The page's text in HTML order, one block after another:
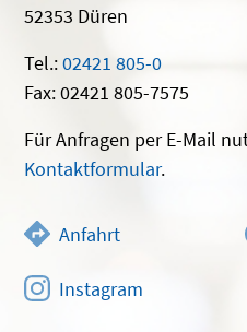
52353 Düren
Tel.:02421 805-0
Fax: 02421 805-7575
Für Anfragen per E-Mail
Kontaktformular.
Anfahrt
Instagram